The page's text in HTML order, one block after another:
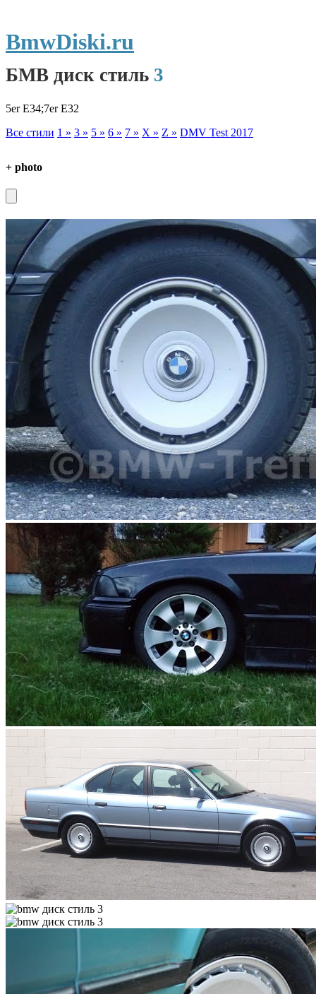
БМВ диск стиль 3
5er E34;7er E32
Все стили 1 » 3 » 5 » 6 » 7 » X » Z » DMV Test 2017
BmwDiski.ru
+ photo